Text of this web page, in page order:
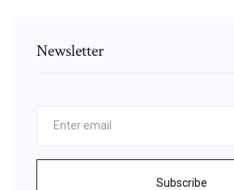
Newsletter
Subscribe